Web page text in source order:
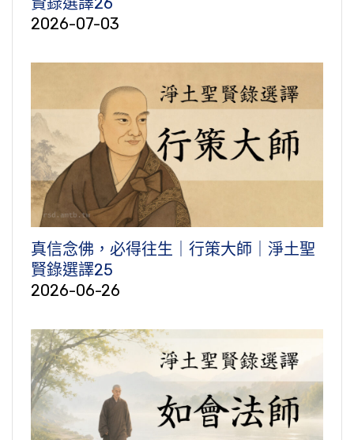
2026-07-03
真信念佛，必得往生｜行策大師｜淨土聖
賢錄選譯25
2026-06-26